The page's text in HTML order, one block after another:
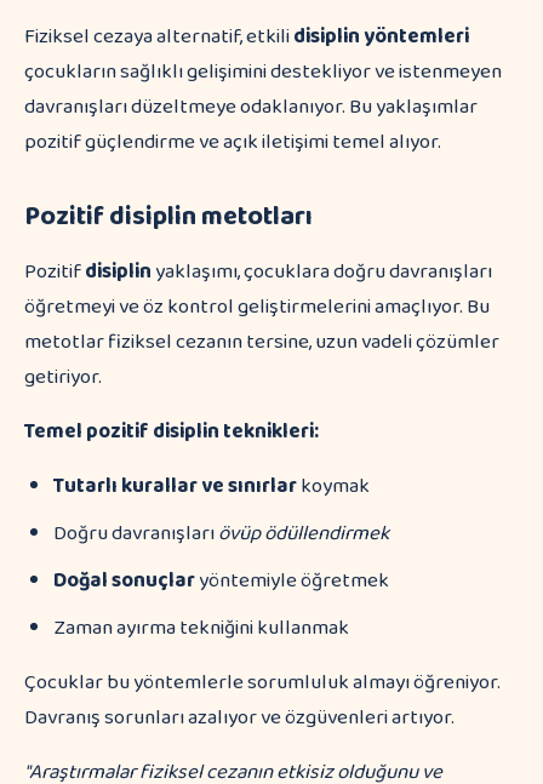
Fiziksel cezaya alternatif, etkilidisiplin yöntemleri
çocukların sağlıklı gelişimini destekliyor ve istenmeyen
davranışları düzeltmeye odaklanıyor. Bu yaklaşımlar
pozitif güçlendirme ve açık iletişimi temel alıyor.
Pozitif disiplin metotları
Pozitifdisiplinyaklaşımı, çocuklara doğru davranışları
öğretmeyi ve öz kontrol geliştirmelerini amaçlıyor. Bu
metotlar fiziksel cezanın tersine, uzun vadeli çözümler
getiriyor.
Temel pozitif disiplin teknikleri:
Tutarlı kurallar ve sınırlarkoymak
Doğru davranışlarıövüp ödüllendirmek
Doğal sonuçlaryöntemiyle öğretmek
Zaman ayırma tekniğini kullanmak
Çocuklar bu yöntemlerle sorumluluk almayı öğreniyor.
Davranış sorunları azalıyor ve özgüvenleri artıyor.
"Araştırmalar fiziksel cezanın etkisiz olduğunu ve